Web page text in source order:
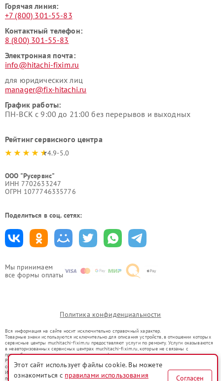
Мы принимаем
все формы оплаты
Горячая линия:
+7 (800) 301-55-83
Контактный телефон:
8 (800) 301-55-83
Электронная почта:
info@hitachi-fixim.ru
для юридических лиц
manager@fix-hitachi.ru
График работы:
ПН-ВСК с 9:00 до 21:00 без перерывов и выходных
Рейтинг сервисного центра
4.9-5.0
ООО "Русервис"
ИНН 7702633247
ОГРН 1077746335776
Поделиться в соц. сетях:
Политика конфиденциальности
Вся информация на сайте носит исключительно справочный характер.
Товарные знаки используются исключительно для описания устройств, в отношении которых
сервисные центры mur.hitachi-fixim.ru предоставляют услуги по ремонту. Услуги оказываются
в неавторизованных сервисных центрах mur.hitachi-fixim.ru, которые не связаны с
правообладателями товарных знаков или их официальными представителями.
Ремонт осуществляется для устройств, уже введенных в гражданский оборот в соответствии
со статьей 1487 ГК РФ.
Использование товарных знаков не преследует цели индивидуализации услуг или введения
потребителей в заблуждение, а служит для информирования о предоставляемых услугах по
Этот сайт использует файлы cookie. Вы можете
ознакомиться с правилами использования Согласен